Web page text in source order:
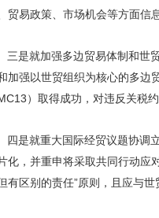
贸易政策、市场机会等方面信
三是就加强多边贸易体制和世
加强以世贸组织为核心的多边
MC13）取得成功，对违反关税
四是就重大国际经贸议题协调
化，并重申将采取共同行动应
有区别的责任”原则，且应与世